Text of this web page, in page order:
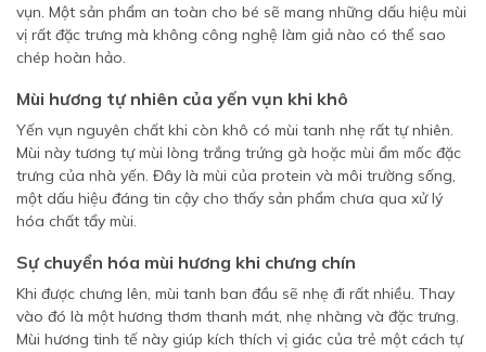
vụn. Một sản phẩm an toàn cho bé sẽ mang những dấu hiệu mùi
vị rất đặc trưng mà không công nghệ làm giả nào có thể sao
chép hoàn hảo.
Mùi hương tự nhiên của yến vụn khi khô
Yến vụn nguyên chất khi còn khô có mùi tanh nhẹ rất tự nhiên.
Mùi này tương tự mùi lòng trắng trứng gà hoặc mùi ẩm mốc đặc
trưng của nhà yến. Đây là mùi của protein và môi trường sống,
một dấu hiệu đáng tin cậy cho thấy sản phẩm chưa qua xử lý
hóa chất tẩy mùi.
Sự chuyển hóa mùi hương khi chưng chín
Khi được chưng lên, mùi tanh ban đầu sẽ nhẹ đi rất nhiều. Thay
vào đó là một hương thơm thanh mát, nhẹ nhàng và đặc trưng.
Mùi hương tinh tế này giúp kích thích vị giác của trẻ một cách tự